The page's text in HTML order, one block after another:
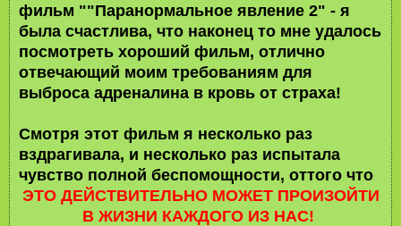
фильм ""Паранормальное явление 2" - я
была счастлива, что наконец то мне удалось
посмотреть хороший фильм, отлично
отвечающий моим требованиям для
выброса адреналина в кровь от страха!
Смотря этот фильм я несколько раз
вздрагивала, и несколько раз испытала
чувство полной беспомощности, оттого что
ЭТО ДЕЙСТВИТЕЛЬНО МОЖЕТ ПРОИЗОЙТИ
В ЖИЗНИ КАЖДОГО ИЗ НАС!